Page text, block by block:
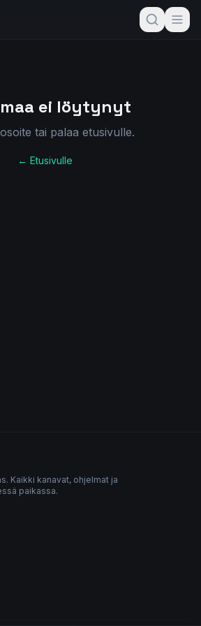
ei löytynyt
tai palaa etusivulle.
← Etusivulle
Kaikki kanavat, ohjelmat ja
paikassa.